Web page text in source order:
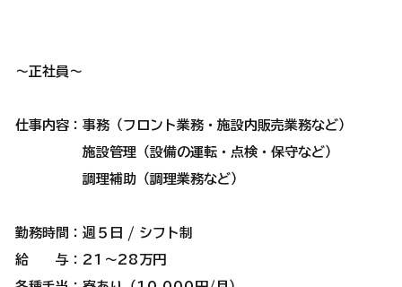
～正社員～
仕事内容：事務（フロント業務・施設内販売業務など）
施設管理（設備の運転・点検・保守など）
​​ 調理補助（調理業務など）
勤務時間：週５日 / シフト制
給 与：21～28万円